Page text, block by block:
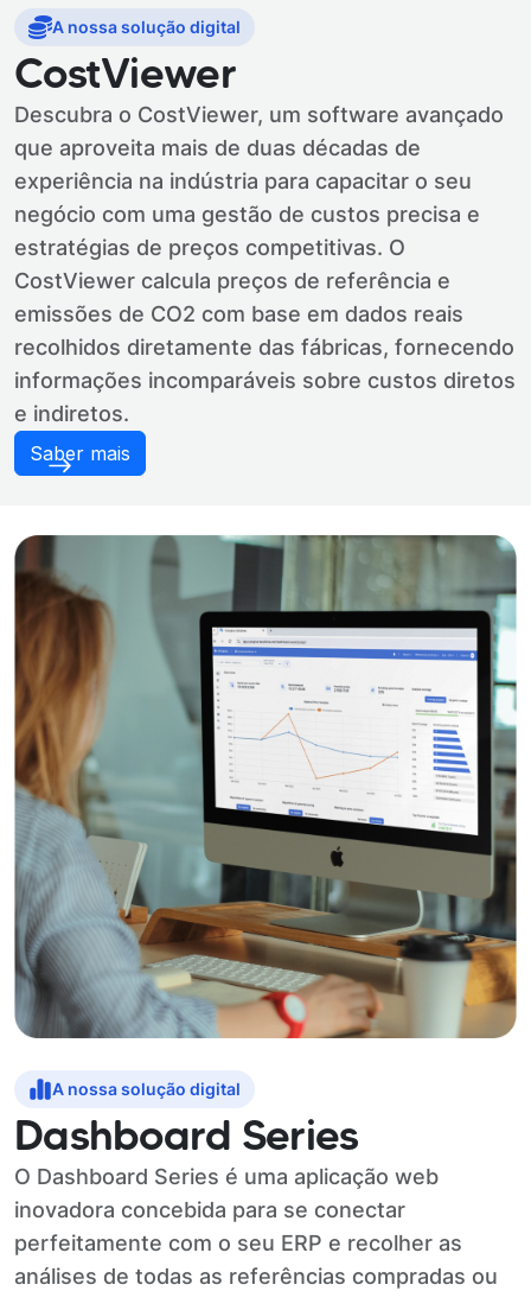
A nossa solução digital
CostViewer
Descubra o CostViewer, um software avançado
que aproveita mais de duas décadas de
experiência na indústria para capacitar o seu
negócio com uma gestão de custos precisa e
estratégias de preços competitivas. O
CostViewer calcula preços de referência e
emissões de CO2 com base em dados reais
recolhidos diretamente das fábricas, fornecendo
informações incomparáveis sobre custos diretos
e indiretos.
Saber mais
A nossa solução digital
Dashboard Series
O Dashboard Series é uma aplicação web
inovadora concebida para se conectar
perfeitamente com o seu ERP e recolher as
análises de todas as referências compradas ou